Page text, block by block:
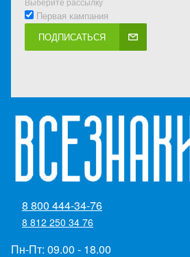
Первая кампания
ПОДПИСАТЬСЯ
8 800 444-34-76
8 812 250 34 76
Пн-Пт: 09.00 - 18.00